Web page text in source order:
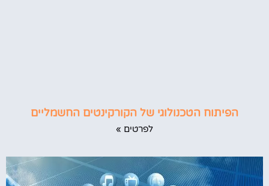
הפיתוח הטכנולוגי של הקורקינטים החשמליים
לפרטים »